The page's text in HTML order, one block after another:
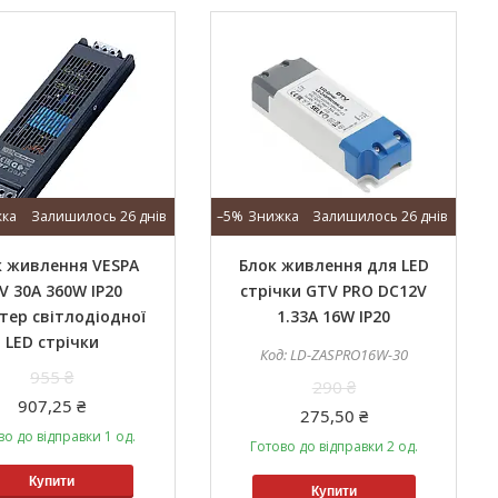
Залишилось 26 днів
живлення VESPA
30A 360W IP20
світлодіодної
LED стрічки
955 ₴
907,25 ₴
до відправки 1 од.
Купити
–5% Залишилось 26 днів
Блок живлення для LED
стрічки GTV PRO DC12V
1.33A 16W IP20
LD-ZASPRO16W-30
290 ₴
275,50 ₴
Готово до відправки 2 од.
Купити